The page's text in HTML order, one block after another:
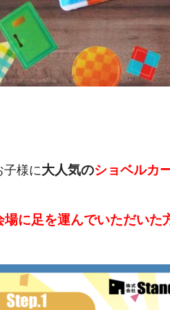
子様に大人気のショベルカ
場に足を運んでいただいた